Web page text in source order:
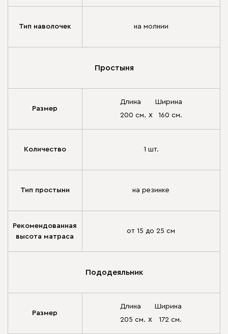
Тип наволочек на молнии
Простыня
Размер
Длина
200 см. х
Ширина
160 см.
Количество 1 шт.
Тип простыни на резинке
Рекомендованная
высота матраса
от 15 до 25 см
Пододеяльник
Размер
Длина
205 см. х
Ширина
172 см.